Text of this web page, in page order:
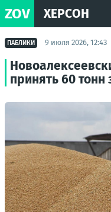
ZOV ХЕРСОН
ПАБЛИКИ 9 июля 2026, 12:43
принять 60 тонн